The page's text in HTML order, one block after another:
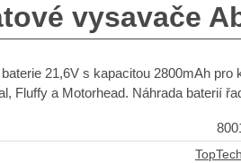
vysavače
21,6V s kapacitou 2800mAh
Fluffy a Motorhead. Náhrada baterií